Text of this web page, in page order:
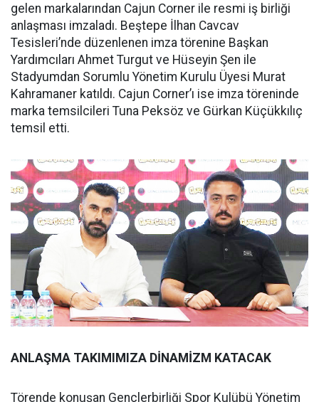
gelen markalarından Cajun Corner ile resmi iş birliği
anlaşması imzaladı. Beştepe İlhan Cavcav
Tesisleri’nde düzenlenen imza törenine Başkan
Yardımcıları Ahmet Turgut ve Hüseyin Şen ile
Stadyumdan Sorumlu Yönetim Kurulu Üyesi Murat
Kahramaner katıldı. Cajun Corner’ı ise imza töreninde
marka temsilcileri Tuna Peksöz ve Gürkan Küçükkılıç
temsil etti.
ANLAŞMA TAKIMIMIZA DİNAMİZM KATACAK
Törende konuşan Gençlerbirliği Spor Kulübü Yönetim